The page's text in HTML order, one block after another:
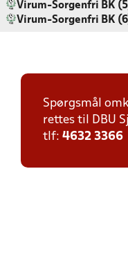
Virum-Sorgenfri BK
Virum-Sorgenfri BK
Spørgsmål
rettes til DBU
tlf: 4632 3366